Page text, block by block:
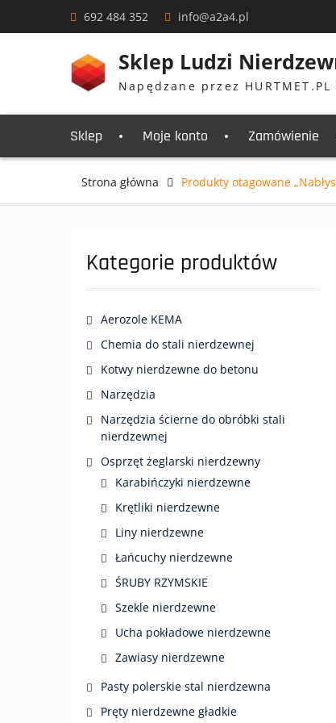
692 484 352 info@a2a4.pl
Sklep Ludzi
Napędzane przez
Sklep Moje konto Zamówienie
Strona główna Produkty otagowane
Kategorie produktów
Aerozole KEMA
Chemia do stali nierdzewnej
Kotwy nierdzewne do betonu
Narzędzia
Narzędzia ścierne do obróbki stali
nierdzewnej
Osprzęt żeglarski nierdzewny
Karabińczyki nierdzewne
Krętliki nierdzewne
Liny nierdzewne
Łańcuchy nierdzewne
ŚRUBY RZYMSKIE
Szekle nierdzewne
Ucha pokładowe nierdzewne
Zawiasy nierdzewne
Pasty polerskie stal nierdzewna
Pręty nierdzewne gładkie